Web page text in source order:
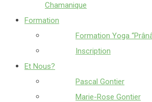
Chamanique
Formation
Formation Yoga
Inscription
Et Nous?
Pascal Gontier
Marie-Rose Gontier